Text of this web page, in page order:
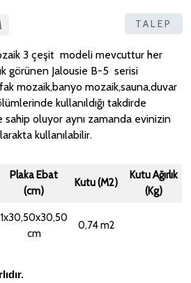
TALEP
3 çeşit modeli mevcuttur her
görünen Jalousie B-5 serisi
mozaik,banyo mozaik,sauna,duvar
kullanıldığı takdirde
oluyor aynı zamanda evinizin
kullanılabilir.
Plaka Ebat
(cm)
Kutu (M2)
Kutu Ağırlık
(Kg)
1x30,50x30,50
cm
0,74 m2